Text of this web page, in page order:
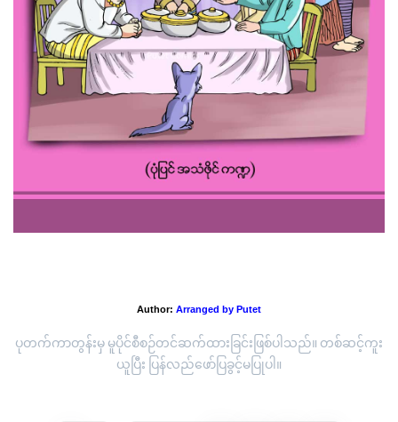
Author: Arranged by Putet
ပုတက်ကာတွန်းမှ မူပိုင်စီစဉ်တင်ဆက်ထားခြင်းဖြစ်ပါသည်။ တစ်ဆင့်ကူး
ယူပြီး ပြန်လည်ဖော်ပြခွင့်မပြုပါ။